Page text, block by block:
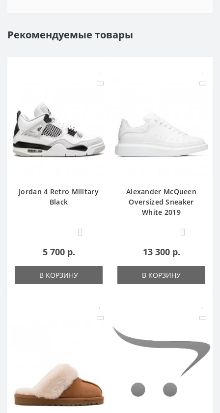
Рекомендуемые товары
Jordan 4 Retro Military
Black
0
5 700 р.
В КОРЗИНУ
Alexander McQueen
Oversized Sneaker
White 2019
0
13 300 р.
В КОРЗИНУ